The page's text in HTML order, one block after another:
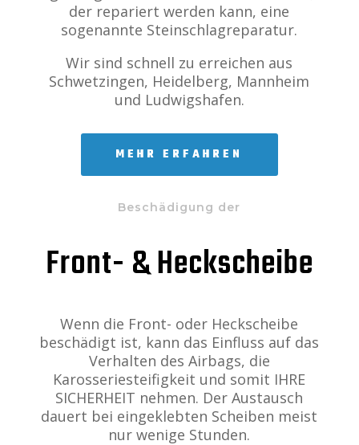
der repariert werden kann, eine
sogenannte Steinschlagreparatur.
Wir sind schnell zu erreichen aus
Schwetzingen, Heidelberg, Mannheim
und Ludwigshafen.
MEHR ERFAHREN
Beschädigung der
Front- & Heckscheibe
Wenn die Front- oder Heckscheibe
beschädigt ist, kann das Einfluss auf das
Verhalten des Airbags, die
Karosseriesteifigkeit und somit IHRE
SICHERHEIT nehmen. Der Austausch
dauert bei eingeklebten Scheiben meist
nur wenige Stunden.